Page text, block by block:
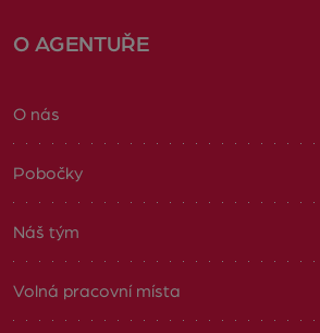
O AGENTUŘE
O nás
Pobočky
Náš tým
Volná pracovní místa